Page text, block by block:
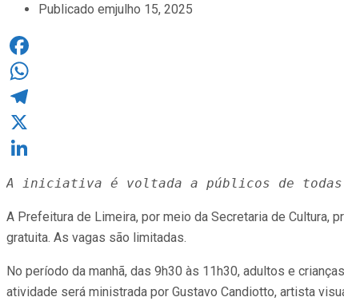
Publicado emjulho 15, 2025
Facebook
WhatsApp
Telegram
X
A iniciativa é voltada a públicos de
A Prefeitura de Limeira, por meio da Secretaria de Cultura,
gratuita. As vagas são limitadas.
No período da manhã, das 9h30 às 11h30, adultos e
atividade será ministrada por Gustavo Candiotto, artista